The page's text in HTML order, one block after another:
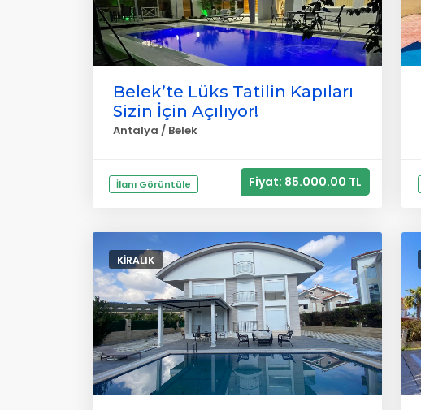
Belek’te Lüks Tatilin Kapıları
Sizin İçin Açılıyor!
Antalya / Belek
İlanı Görüntüle Fiyat: 85.000.00 TL
KIRALIK